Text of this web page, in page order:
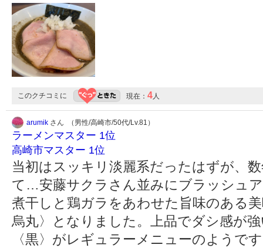
このクチコミに 現在： 4人
arumik さん （男性/高崎市/50代/Lv.81）
ラーメンマスター 1位
高崎市マスター 1位
当初はスッキリ淡麗系だったはずが、
て…安藤サクラさん並みにブラッシュ
煮干しと鶏ガラをあわせた旨味のある
烏丸〉となりました。上品でダシ感が
〈黒〉がレギュラーメニューのようで